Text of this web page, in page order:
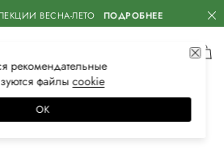
ВЕСНА-ЛЕТО ПОДРОБНЕЕ
Ювелирные украшения
рекомендательные
файлысооkiе
ОК